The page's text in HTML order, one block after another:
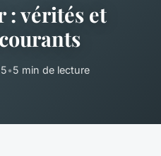
: vérités et
•5 min de lecture